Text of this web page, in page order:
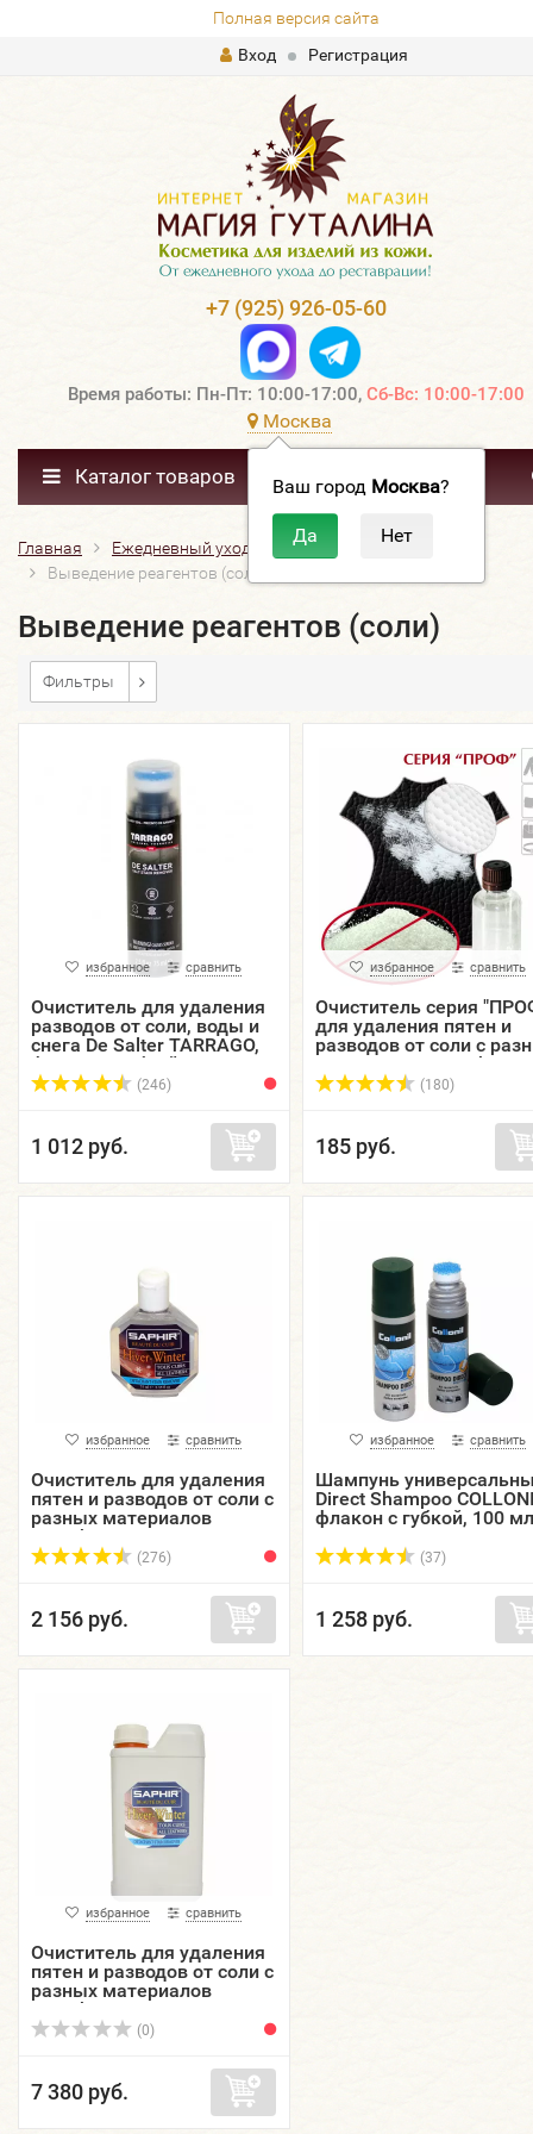
Полная версия сайта
Вход
Регистрация
+7 (925) 926-05-60
Время работы: Пн-Пт: 10:00-17:00, Сб-Вс: 10:00-17:00
Москва
Ваш город Москва?
Каталог товаров
Главная Ежедневный уход
Очистители
Выведение реагентов (соли)
Выведение реагентов (соли)
Фильтры
избранное сравнить
Очиститель для удаления
разводов от соли, воды и
снега De Salter TARRAGO,
флакон с губкой, 75 мл.
(246)
1 012 руб.
избранное сравнить
Очиститель серия
для удаления пятен и
разводов от соли с
материалов Detacheur,
пластиковый фл...
(180)
185 руб.
избранное сравнить
Очиститель для удаления
пятен и разводов от соли с
разных материалов
Detacheur SAPHIR,
пластиковый флакон, 75
(276)
2 156 руб.
избранное сравнить
Шампунь
Direct Shampoo
флакон с губкой, 100
(37)
1 258 руб.
избранное сравнить
Очиститель для удаления
пятен и разводов от соли с
разных материалов
Detacheur SAPHIR,
пластиковый флакон, 1000
(0)
7 380 руб.